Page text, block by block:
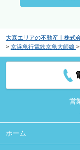
大森エリアの不動産｜株式
> 京浜急行電鉄京急大師線 >
営
ホーム